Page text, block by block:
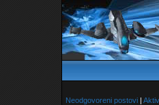
Neodgovoreni postovi |